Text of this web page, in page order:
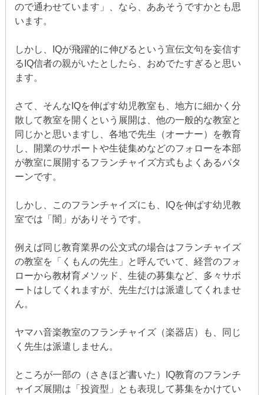
ので通わせています」、なら、ああそうですかとも思
います。
しかし、IQが飛躍的に伸びるという宣伝文句を妄信す
るIQ信者の親がいたとしたら、おめでたすぎると思い
ます。
さて、そんなIQを伸ばす幼児教室も、地方に細かく分
散して教室を開くという展開は、他の一般的な教室と
同じかと思いますし、各地で先生（オーナー）を教育
し、開業のサポートや生徒集めなどのフォローを本部
が教室に展開するフランチャイズ方式もよくあるパタ
ーンです。
しかし、このフランチャイズにも、IQを伸ばす幼児教
室では「闇」がありそうです。
例えば同じ教育業界の公文式の場合はフランチャイズ
の教室を「くもんの先生」と呼んでいて、経営のフォ
ローから教材育メソッド、生徒の募集など、多々サポ
ートはしてくれますが、先生だけは派遣してくれませ
ん。
ヤマハ音楽教室のフランチャイズ（楽器店）も、同じ
く先生は派遣しません。
ところが一部の（さきほど書いた）IQ教育のフランチ
ャイズ展開は「投資型」とも表現して募集をかけてい